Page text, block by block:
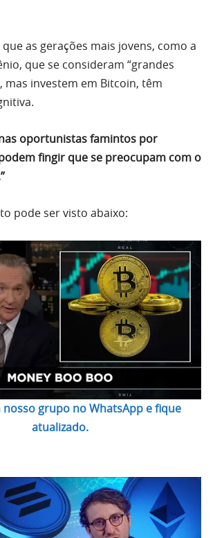
as gerações mais jovens, como a
que se consideram “grandes
mas investem em Bitcoin, têm
oportunistas famintos por
fingir que se preocupam com o
pode ser visto abaixo:
nosso grupo no WhatsApp e fique
atualizado.